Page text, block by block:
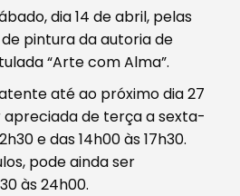
dia 14 de abril, pelas
de pintura da autoria de
“Arte com Alma”.
até ao próximo dia 27
apreciada de terça a sexta-
e das 14h00 às 17h30.
pode ainda ser
às 24h00.